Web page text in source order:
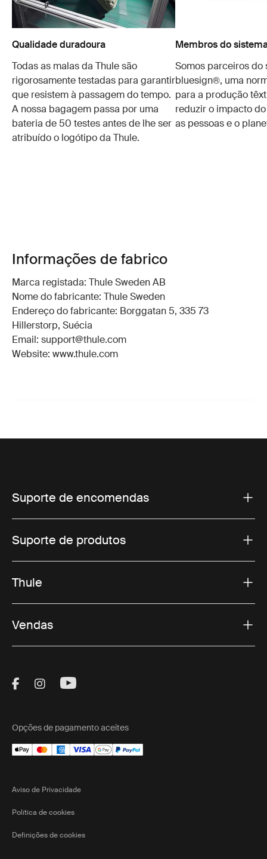
Qualidade duradoura
Todas as malas da Thule são
rigorosamente testadas para garantir
que resistem à passagem do tempo.
A nossa bagagem passa por uma
bateria de 50 testes antes de lhe ser
atribuído o logótipo da Thule.
Membros do
Somos parceiros do
bluesign®, uma
para a produção
reduzir o impacto
as pessoas e o
Informações de fabrico
Marca registada: Thule Sweden AB
Nome do fabricante: Thule Sweden
Endereço do fabricante: Borggatan 5, 335 73
Hillerstorp, Suécia
Email: support@thule.com
Website: www.thule.com
Suporte de encomendas
Suporte de produtos
Thule
Vendas
Visit Thule on Facebook (external link)
Visit Thule on Instagram (external link)
Visit Thule on Youtube (external
Opções de pagamento aceites
Aviso de Privacidade
Política de cookies
Definições de cookies